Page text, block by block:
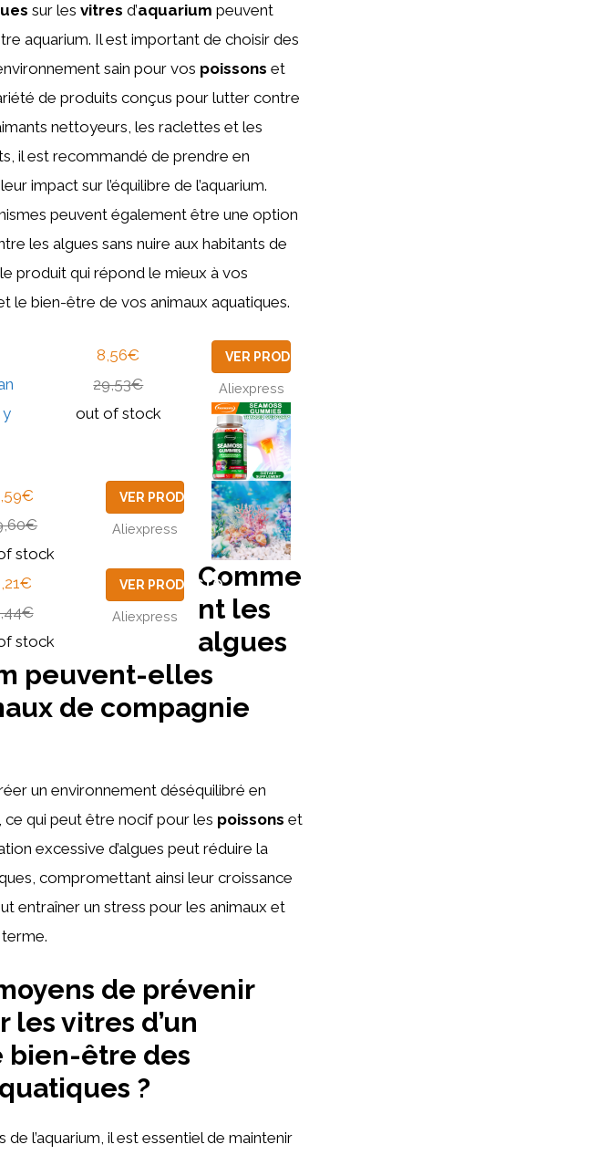
sur les vitres d’aquarium peuvent
aquarium. Il est important de choisir des
sain pour vos poissons et
de produits conçus pour lutter contre
nettoyeurs, les raclettes et les
il est recommandé de prendre en
impact sur l’équilibre de l’aquarium.
peuvent également être une option
les algues sans nuire aux habitants de
produit qui répond le mieux à vos
le bien-être de vos animaux aquatiques.
8,56€
29,53€
out of stock
VER PRODUCTO
Aliexpress
stock
VER PRODUCTO
Aliexpress
stock
VER PRODUCTO
Aliexpress
Comme
nt les
algues
peuvent-elles
de compagnie
un environnement déséquilibré en
qui peut être nocif pour les poissons et
excessive d’algues peut réduire la
compromettant ainsi leur croissance
entraîner un stress pour les animaux et
de prévenir
les vitres d’un
bien-être des
?
l’aquarium, il est essentiel de maintenir